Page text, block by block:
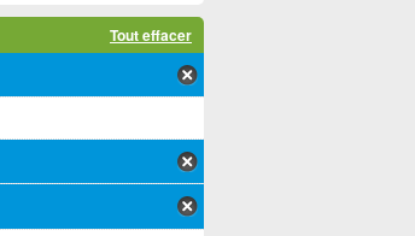
Tout effacer